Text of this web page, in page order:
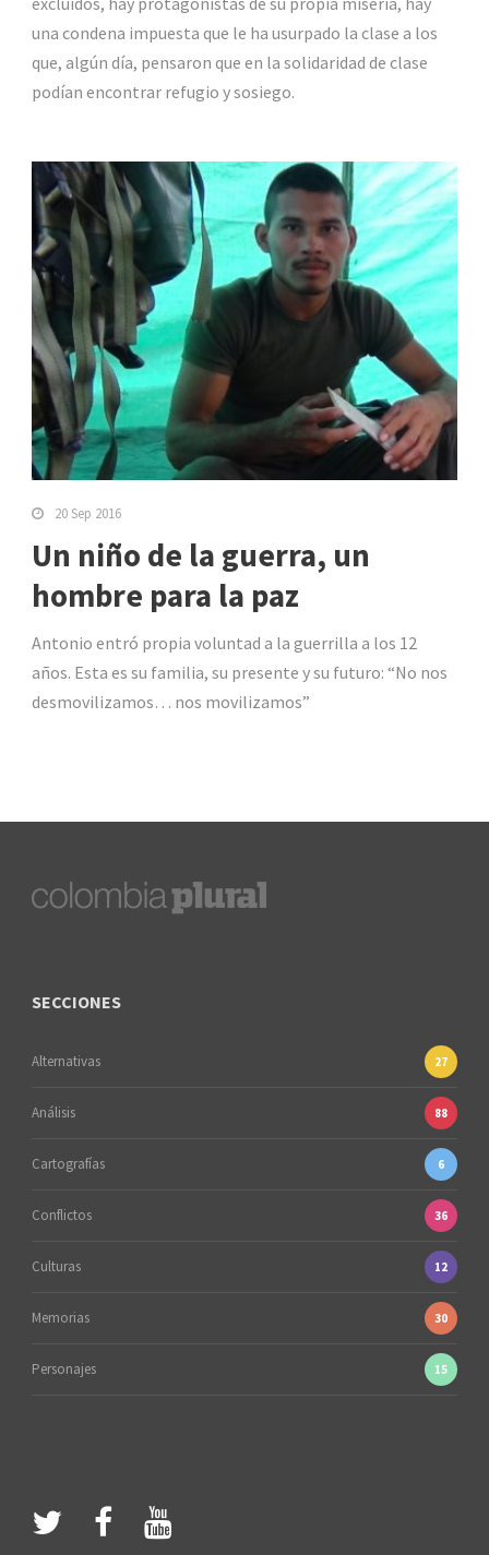
una condena impuesta que le ha usurpado la clase a los
que, algún día, pensaron que en la solidaridad de clase
podían encontrar refugio y sosiego.
20 Sep 2016
Un niño de la guerra, un
hombre para la paz
Antonio entró propia voluntad a la guerrilla a los 12
años. Esta es su familia, su presente y su futuro: “No nos
desmovilizamos… nos movilizamos”
SECCIONES
Alternativas 27
Análisis 88
Cartografías 6
Conflictos 36
Culturas 12
Memorias 30
Personajes 15